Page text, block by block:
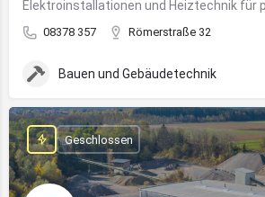
08378 357 Römerstraße 32
Bauen und Gebäudetechnik
Geschlossen